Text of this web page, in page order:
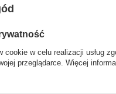
cookie w celu realizacji usług
przeglądarce. Więcej